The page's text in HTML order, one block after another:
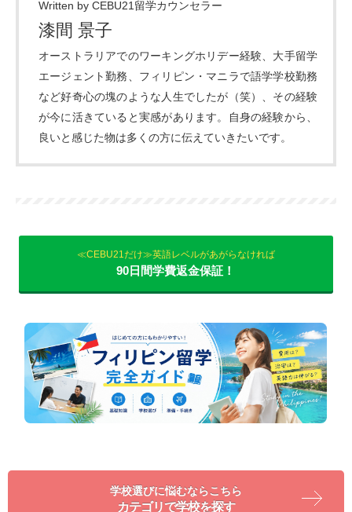
Written by CEBU21留学カウンセラー
漆間 景子
オーストラリアでのワーキングホリデー経験、大手留学
エージェント勤務、フィリピン・マニラで語学学校勤務
など好奇心の塊のような人生でしたが（笑）、その経験
が今に活きていると実感があります。自身の経験から、
良いと感じた物は多くの方に伝えていきたいです。
≪CEBU21だけ≫英語レベルがあがらなければ
90日間学費返金保証！
学校選びに悩むならこちら
カテゴリで学校を探す